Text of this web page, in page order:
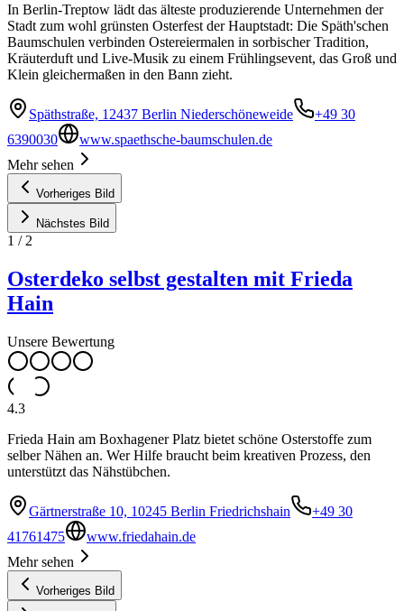
In Berlin-Treptow lädt das älteste produzierende Unternehmen der
Stadt zum wohl grünsten Osterfest der Hauptstadt: Die Späth'schen
Baumschulen verbinden Ostereiermalen in sorbischer Tradition,
Kräuterduft und Live-Musik zu einem Frühlingsevent, das Groß und
Klein gleichermaßen in den Bann zieht.
Späthstraße, 12437 Berlin Niederschöneweide
+49 30
6390030
www.spaethsche-baumschulen.de
Mehr sehen
Vorheriges Bild
Nächstes Bild
1 / 2
Osterdeko selbst gestalten mit Frieda
Hain
Unsere Bewertung
4.3
Frieda Hain am Boxhagener Platz bietet schöne Osterstoffe zum
selber Nähen an. Wer Hilfe braucht beim kreativen Prozess, den
unterstützt das Nähstübchen.
Gärtnerstraße 10, 10245 Berlin Friedrichshain
+49 30
41761475
www.friedahain.de
Mehr sehen
Vorheriges Bild